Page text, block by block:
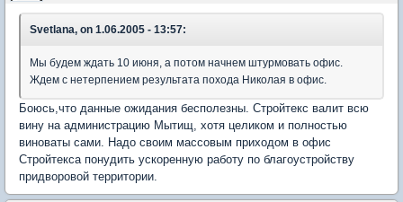
Svetlana, on 1.06.2005 - 13:57:
Мы будем ждать 10 июня, а потом начнем штурмовать офис.
Ждем с нетерпением результата похода Николая в офис.
Боюсь,что данные ожидания бесполезны. Стройтекс валит всю
вину на администрацию Мытищ, хотя целиком и полностью
виноваты сами. Надо своим массовым приходом в офис
Стройтекса понудить ускоренную работу по благоустройству
придворовой территории.